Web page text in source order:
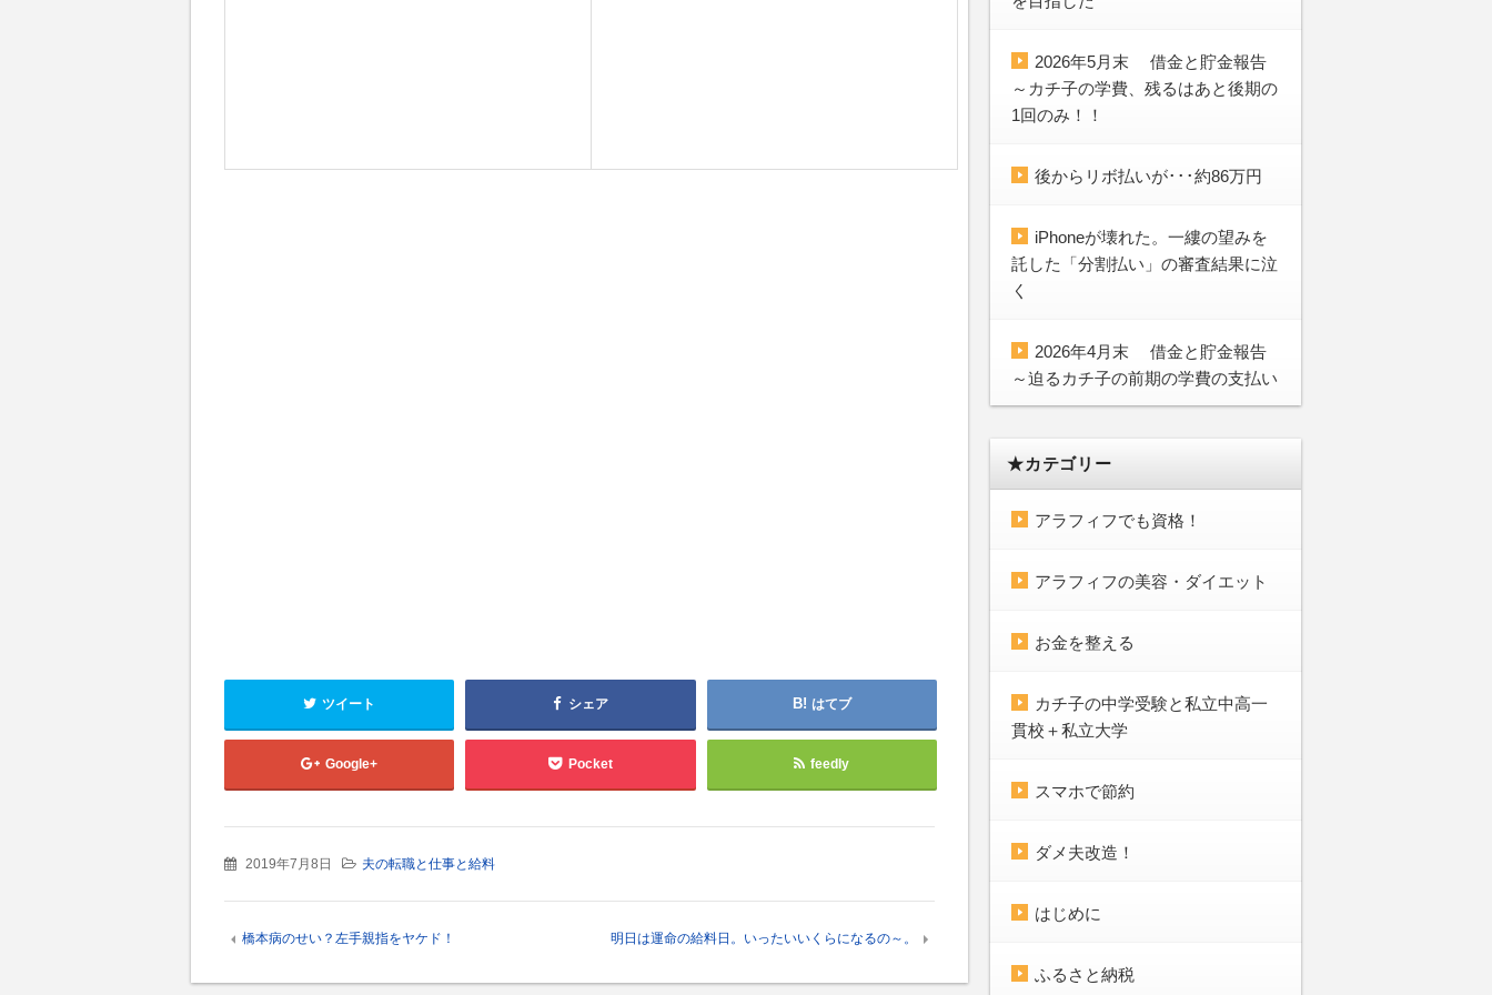
ツイート シェア はてブ
Google+ Pocket feedly
2019年7月8日 夫の転職と仕事と給料
橋本病のせい？左手親指をヤケド！ 明日は運命の給料日。いったいいくらになるの～。
2026年5月末 借金と貯金報告
～カチ子の学費、残るはあと後期の
1回のみ！！
後からリボ払いが･･･約86万円
iPhoneが壊れた。一縷の望みを
託した「分割払い」の審査結果に泣
く
2026年4月末 借金と貯金報告
～迫るカチ子の前期の学費の支払い
★カテゴリー
アラフィフでも資格！
アラフィフの美容・ダイエット
お金を整える
カチ子の中学受験と私立中高一
貫校＋私立大学
スマホで節約
ダメ夫改造！
はじめに
ふるさと納税